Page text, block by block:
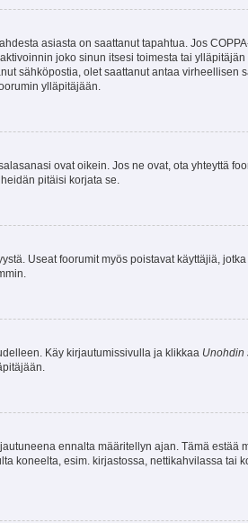
asiasta on saattanut tapahtua. Jos
joko sinun itsesi toimesta tai
sähköpostia, olet saattanut antaa
ylläpitäjään.
ovat oikein. Jos ne ovat, ota yhteyttä
pitäisi korjata se.
Useat foorumit myös poistavat käyttäjiä,
Käy kirjautumissivulla ja klikkaa Unohdin
ennalta määritellyn ajan. Tämä estää
koneelta, esim. kirjastossa, nettikahvilassa